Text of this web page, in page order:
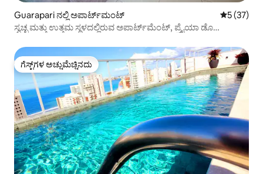
Guarapari ನಲ್ಲಿ ಅಪಾರ್ಟ್‌ಮಂಟ್ 5 ರಲ್ಲಿ 5
5 (37)
ಸ್ವಚ್ಛ ಮತ್ತು ಉತ್ತಮ ಸ್ಥಳದಲ್ಲಿರುವ ಅಪಾರ್ಟ್‌ಮೆಂಟ್, ಪ್ರೈಯಾ ಡೊ
ಗೆಸ್ಟ್‌ಗಳ ಅಚ್ಚುಮೆಚ್ಚಿನದು
ಗೆಸ್ಟ್‌ಗಳ ಅಚ್ಚುಮೆಚ್ಚಿನದು